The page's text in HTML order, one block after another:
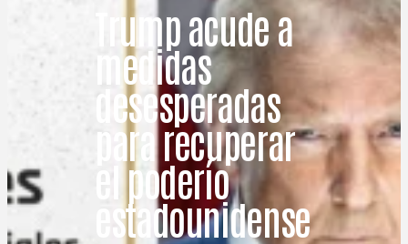
Trump acude a
medidas
desesperadas
para recuperar
el poderío
estadounidense